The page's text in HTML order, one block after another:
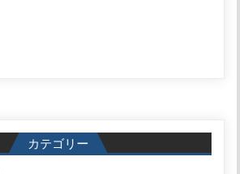
カテゴリー